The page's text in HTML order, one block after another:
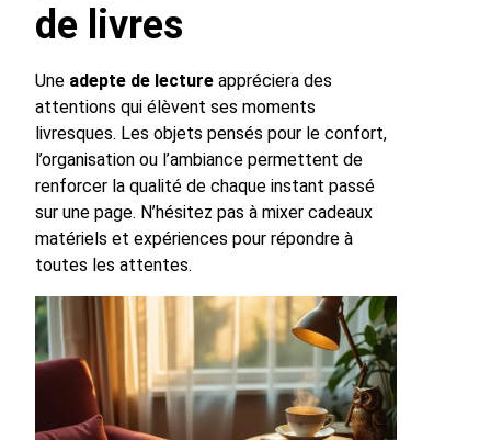
de livres
Une adepte de lecture appréciera des
attentions qui élèvent ses moments
livresques. Les objets pensés pour le confort,
l’organisation ou l’ambiance permettent de
renforcer la qualité de chaque instant passé
sur une page. N’hésitez pas à mixer cadeaux
matériels et expériences pour répondre à
toutes les attentes.